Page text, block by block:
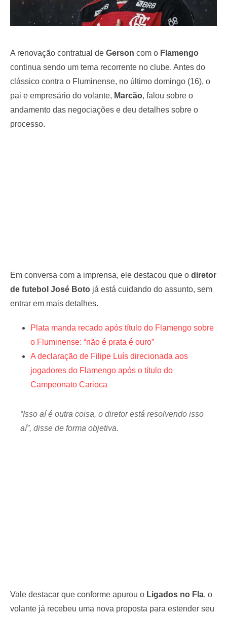
A renovação contratual de Gerson com o Flamengo
continua sendo um tema recorrente no clube. Antes do
clássico contra o Fluminense, no último domingo (16), o
pai e empresário do volante, Marcão, falou sobre o
andamento das negociações e deu detalhes sobre o
processo.
Em conversa com a imprensa, ele destacou que o diretor
de futebol José Boto já está cuidando do assunto, sem
entrar em mais detalhes.
Plata manda recado após título do Flamengo sobre
o Fluminense: “não é prata é ouro”
A declaração de Filipe Luís direcionada aos
jogadores do Flamengo após o título do
Campeonato Carioca
“Isso aí é outra coisa, o diretor está resolvendo isso
aí”, disse de forma objetiva.
Vale destacar que conforme apurou o Ligados no Fla, o
volante já recebeu uma nova proposta para estender seu